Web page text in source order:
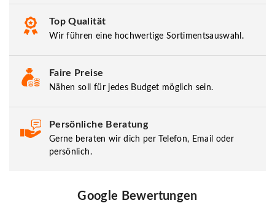
Top Qualität
Wir führen eine hochwertige Sortimentsauswahl.
Faire Preise
Nähen soll für jedes Budget möglich sein.
Persönliche Beratung
Gerne beraten wir dich per Telefon, Email oder
persönlich.
Google Bewertungen